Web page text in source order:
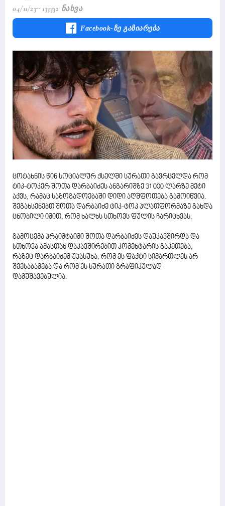
04/11/23 133332 Ნახვა
Facebook-Ზე Გაზიარება
ცოტახნის წინ სოციალურ ქსელში სურათი გავრცელდა რომ
ტიკ-ტოკერ შოთა დარბაიძეს ანგარიშზე 31 000 ლარზე მეტი
აქვს, რამაც საზოგადოებაში დიდი აღშფოთება გამოიწვია.
შეგახსენებთ შოთა დარბაიძე ტიკ-ტოკ პლათფორმაზე გახდა
ცნობილი იმით, რომ ხალხს სთხოვს ფულის ჩარიცხვას.
გამოცემა პრაიმტაიმი შოთა დარბაიძეს დაუკავშირდა და
სთხოვა ამასთან დაკავშირებით კომენტარის გაკეთება,
რაზეც დარბაიძემ უპასუხა, რომ ეს ფაქტი სიმართლეს არ
შეესაბამება და რომ ეს სურათი გრაფიკულად
დამუშავებულია.